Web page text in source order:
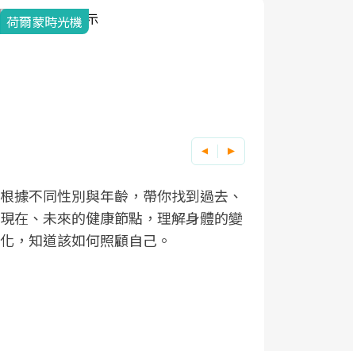
荷爾蒙時光機
根據不同性別與年齡，帶你找到過去、
現在、未來的健康節點，理解身體的變
化，知道該如何照顧自己。